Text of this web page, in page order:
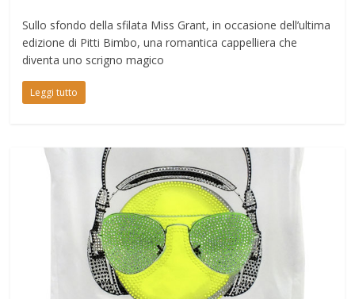
Sullo sfondo della sfilata Miss Grant, in occasione dell’ultima
edizione di Pitti Bimbo, una romantica cappelliera che
diventa uno scrigno magico
Leggi tutto